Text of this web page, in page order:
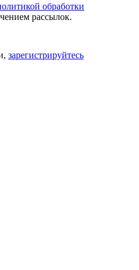
обработки
рассылок.
зарегистрируйтесь